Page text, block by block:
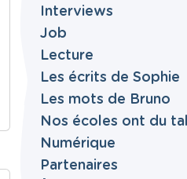
Interviews
Job
Lecture
Les écrits de Sophie
Les mots de Bruno
Nos écoles ont du
Numérique
Partenaires